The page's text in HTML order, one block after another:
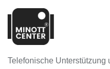
Telefonische Unterstützung